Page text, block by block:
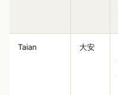
Taian 大安